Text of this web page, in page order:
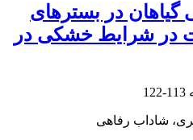
در بسترهای
در شرایط خشکی در
113-122
شاداب رفاهی